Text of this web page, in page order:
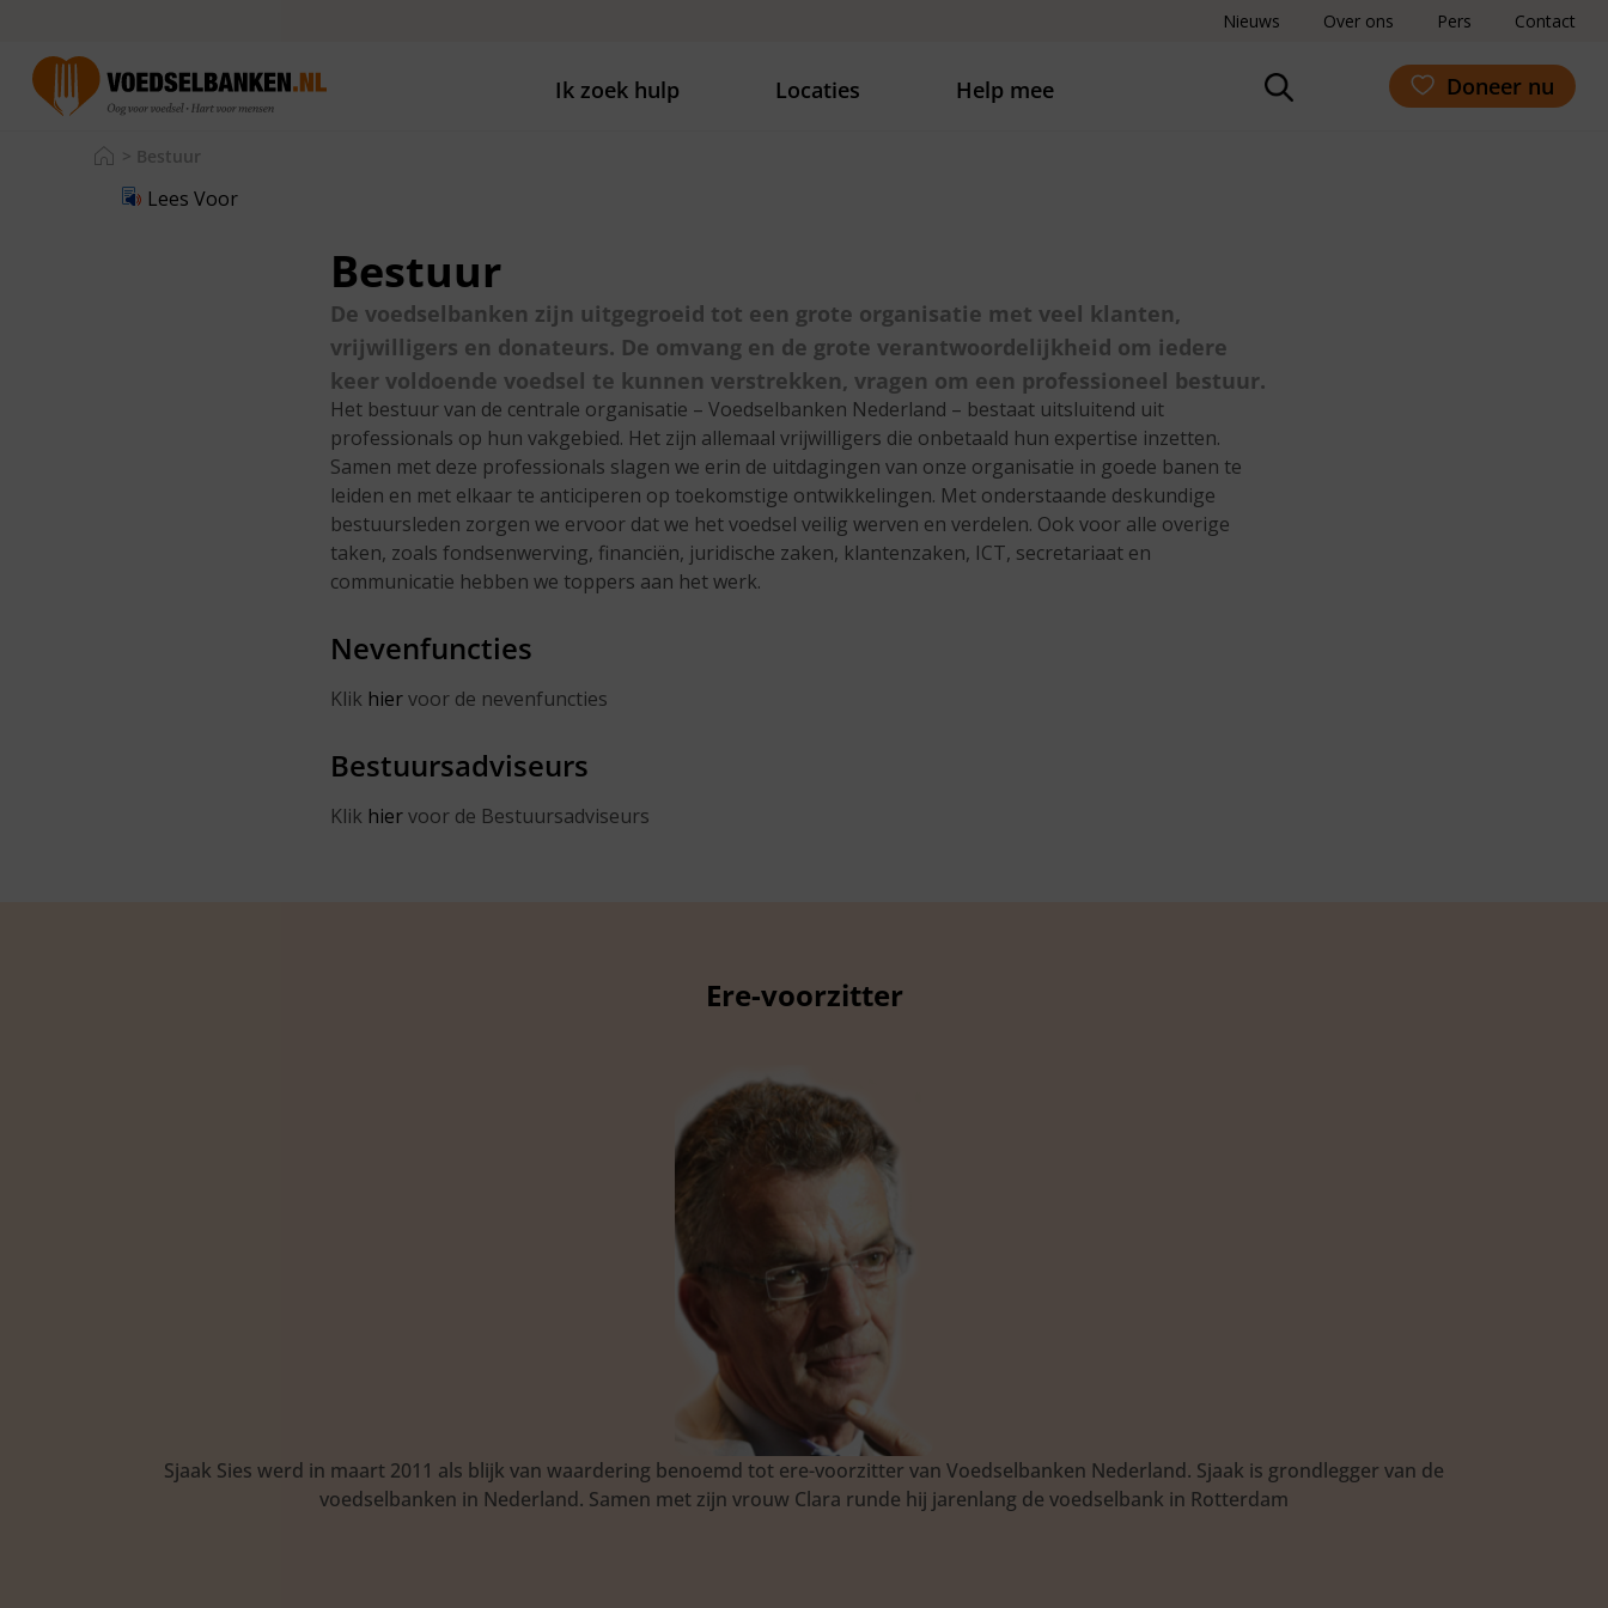
Nieuws Over ons Pers Contact
Ik zoek hulp Locaties Help mee Doneer nu
> Bestuur
Lees Voor
Bestuur
De voedselbanken zijn uitgegroeid tot een grote organisatie met veel klanten,
vrijwilligers en donateurs. De omvang en de grote verantwoordelijkheid om iedere
keer voldoende voedsel te kunnen verstrekken, vragen om een professioneel bestuur.
Het bestuur van de centrale organisatie – Voedselbanken Nederland – bestaat uitsluitend uit
professionals op hun vakgebied. Het zijn allemaal vrijwilligers die onbetaald hun expertise inzetten.
Samen met deze professionals slagen we erin de uitdagingen van onze organisatie in goede banen te
leiden en met elkaar te anticiperen op toekomstige ontwikkelingen. Met onderstaande deskundige
bestuursleden zorgen we ervoor dat we het voedsel veilig werven en verdelen. Ook voor alle overige
taken, zoals fondsenwerving, financiën, juridische zaken, klantenzaken, ICT, secretariaat en
communicatie hebben we toppers aan het werk.
Nevenfuncties
Klik hiervoor de nevenfuncties
Bestuursadviseurs
Klik hiervoor de Bestuursadviseurs
Ere-voorzitter
Sjaak Sies werd in maart 2011 als blijk van waardering benoemd tot ere-voorzitter van Voedselbanken Nederland. Sjaak is grondlegger van de
voedselbanken in Nederland. Samen met zijn vrouw Clara runde hij jarenlang de voedselbank in Rotterdam